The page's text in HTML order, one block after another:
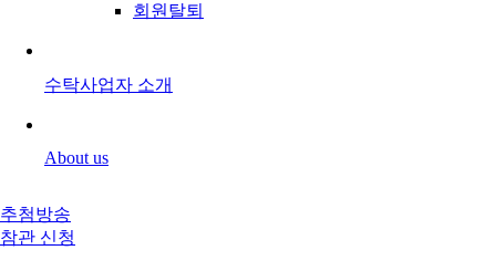
회원탈퇴
수탁사업자 소개
About us
추첨방송
참관 신청